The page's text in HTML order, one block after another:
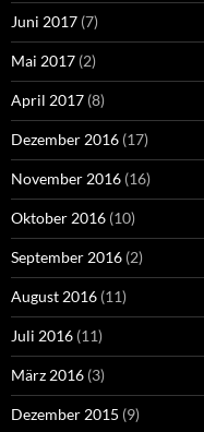
Juni 2017 (7)
Mai 2017 (2)
April 2017 (8)
Dezember 2016 (17)
November 2016 (16)
Oktober 2016 (10)
September 2016 (2)
August 2016 (11)
Juli 2016 (11)
März 2016 (3)
Dezember 2015 (9)